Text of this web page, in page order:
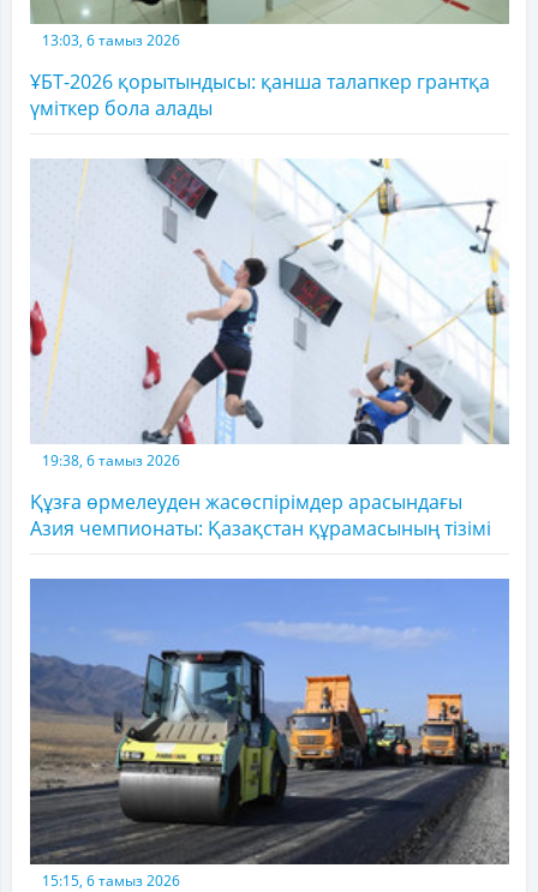
13:03, 6 тамыз 2026
ҰБТ-2026 қорытындысы: қанша талапкер грантқа
үміткер бола алады
19:38, 6 тамыз 2026
Құзға өрмелеуден жасөспірімдер арасындағы
Азия чемпионаты: Қазақстан құрамасының тізімі
15:15, 6 тамыз 2026